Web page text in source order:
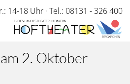
Direkt
zum
Inhalt
14-18 Uhr · Tel.: 08131 - 326 400
2. Oktober